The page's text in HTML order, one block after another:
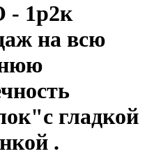
1р2к
на всю
гладкой
.